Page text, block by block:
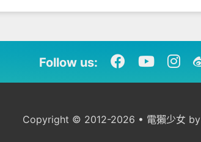
Follow us:
Copyright © 2012-2026 • 電獺少女 by